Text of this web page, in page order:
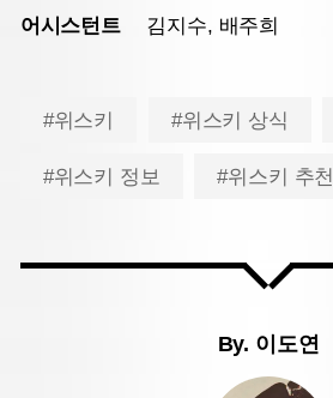
어시스턴트
김지수, 배주희
#위스키 #위스키 상식
#위스키 정보 #위스키 추천
By. 이도연